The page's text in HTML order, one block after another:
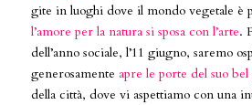
gite in luoghi dove il mondo vegetale è
l’amore per la natura si sposa con l’arte.
dell’anno sociale, l’11 giugno, saremo
generosamente apre le porte del suo
della città, dove vi aspettiamo con una